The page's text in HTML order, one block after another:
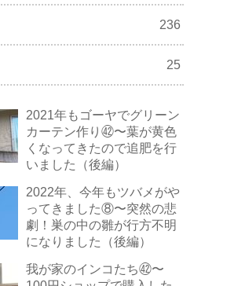
236
25
2021年もゴーヤでグリーン
カーテン作り㊷〜葉が黄色
くなってきたので追肥を行
いました（後編）
2022年、今年もツバメがや
ってきました⑧〜突然の悲
劇！巣の中の雛が行方不明
になりました（後編）
我が家のインコたち㊷〜